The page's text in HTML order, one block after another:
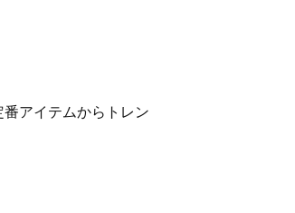
番アイテムからトレン